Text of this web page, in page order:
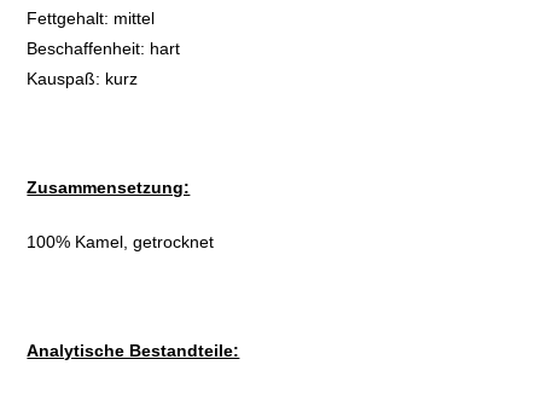
Fettgehalt: mittel
Beschaffenheit: hart
Kauspaß: kurz
Zusammensetzung:
100% Kamel, getrocknet
Analytische Bestandteile: